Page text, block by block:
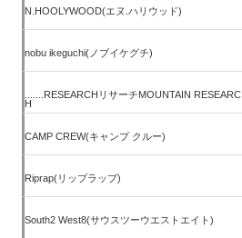
N.HOOLYWOOD(エヌ.ハリウッド)
nobu ikeguchi(ノブイケグチ)
.......RESEARCHリサーチMOUNTAIN RESEARC
H
CAMP CREW(キャンプ クルー)
Riprap(リップラップ)
South2 West8(サウスツーウエストエイト)